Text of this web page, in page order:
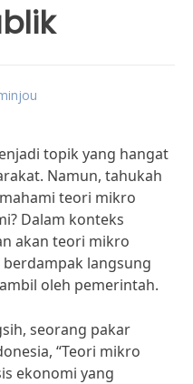
topik yang hangat
Namun, tahukah
teori mikro
Dalam konteks
akan teori mikro
langsung
oleh pemerintah.
seorang pakar
“Teori mikro
ekonomi yang